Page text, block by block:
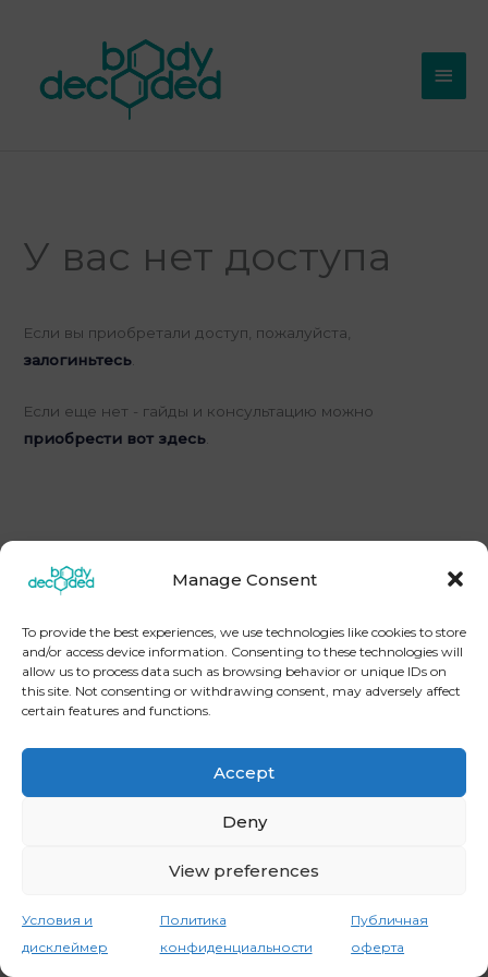
Manage Consent
To provide the best experiences, we use technologies like cookies to store
and/or access device information. Consenting to these technologies will
allow us to process data such as browsing behavior or unique IDs on
this site. Not consenting or withdrawing consent, may adversely affect
certain features and functions.
Accept
Deny
View preferences
Условия и
дисклеймер
Политика
конфиденциальности
Публичная
оферта
содержимому
У вас нет доступа
Если вы приобретали доступ, пожалуйста,
залогиньтесь
Если еще нет - гайды и консультацию можно
приобрести вот здесь
[instagram-feed] Copyright © 2026
Политика конфиденциальности
Публичная оферта
Условия и дисклеймер